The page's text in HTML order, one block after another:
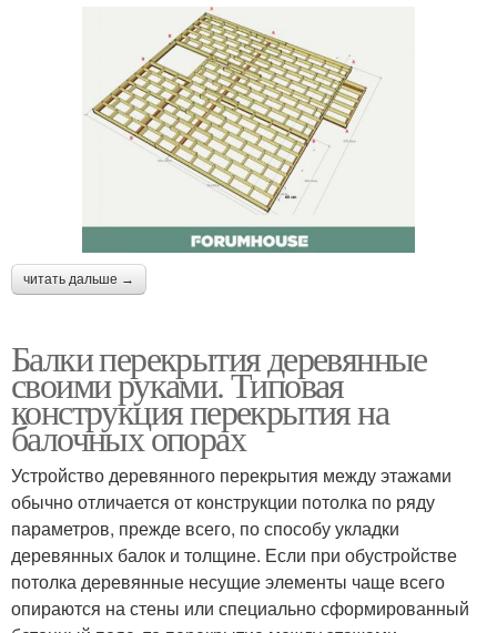
читать дальше →
Балки перекрытия деревянные
своими руками. Типовая
конструкция перекрытия на
балочных опорах
Устройство деревянного перекрытия между этажами
обычно отличается от конструкции потолка по ряду
параметров, прежде всего, по способу укладки
деревянных балок и толщине. Если при обустройстве
потолка деревянные несущие элементы чаще всего
опираются на стены или специально сформированный